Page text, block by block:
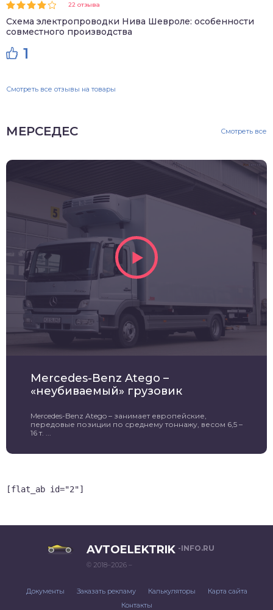
22 отзыва
Схема электропроводки Нива Шевроле: особенности
совместного производства
1
Смотреть все отзывы на товары
МЕРСЕДЕС Смотреть все
Mercedes-Benz Atego –
«неубиваемый» грузовик
Mercedes-Benz Atego – занимает европейские,
передовые позиции по среднему тоннажу, весом 6,5 –
16 т. ...
[flat_ab id="2"]
AVTOELEKTRIK -INFO.RU
© 2018–2026 –
Документы Заказать рекламу Калькуляторы
Карта сайта
Контакты